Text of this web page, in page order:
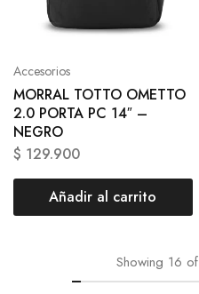
Accesorios
MORRAL TOTTO OMETTO
2.0 PORTA PC 14″ –
NEGRO
$ 129.900
Añadir al carrito
Showing 16 of